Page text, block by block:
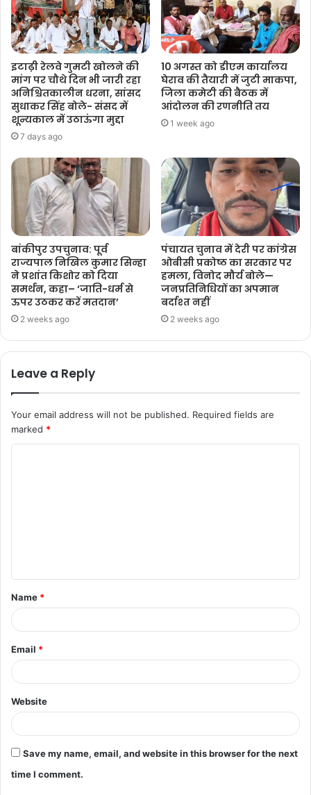
इटाढ़ी रेलवे गुमटी खोलने की
मांग पर चौथे दिन भी जारी रहा
अनिश्चितकालीन धरना, सांसद
सुधाकर सिंह बोले- संसद में
शून्यकाल में उठाऊंगा मुद्दा
7 days ago
10 अगस्त को डीएम कार्यालय
घेराव की तैयारी में जुटी माकपा,
जिला कमेटी की बैठक में
आंदोलन की रणनीति तय
1 week ago
बांकीपुर उपचुनाव: पूर्व
राज्यपाल निखिल कुमार सिन्हा
ने प्रशांत किशोर को दिया
समर्थन, कहा– ‘जाति-धर्म से
ऊपर उठकर करें मतदान’
2 weeks ago
पंचायत चुनाव में देरी पर कांग्रेस
ओबीसी प्रकोष्ठ का सरकार पर
हमला, विनोद मौर्य बोले—
जनप्रतिनिधियों का अपमान
बर्दाश्त नहीं
2 weeks ago
Leave a Reply
Your email address will not be published. Required fields are
marked *
Name *
Email *
Website
Save my name, email, and website in this browser for the next
time I comment.